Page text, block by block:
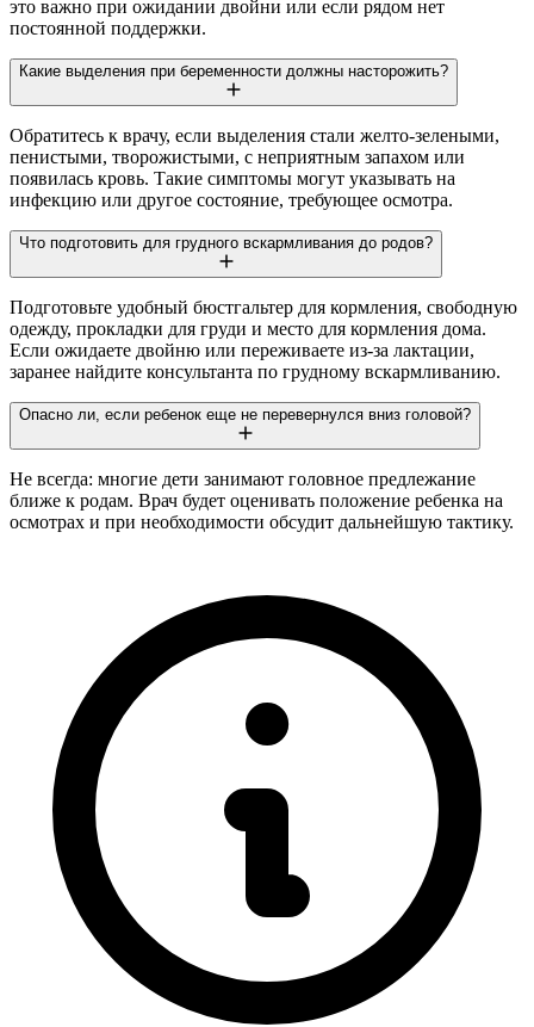
это важно при ожидании двойни или если рядом нет
постоянной поддержки.
Какие выделения при беременности должны насторожить?
Обратитесь к врачу, если выделения стали желто-зелеными,
пенистыми, творожистыми, с неприятным запахом или
появилась кровь. Такие симптомы могут указывать на
инфекцию или другое состояние, требующее осмотра.
Что подготовить для грудного вскармливания до родов?
Подготовьте удобный бюстгальтер для кормления, свободную
одежду, прокладки для груди и место для кормления дома.
Если ожидаете двойню или переживаете из-за лактации,
заранее найдите консультанта по грудному вскармливанию.
Опасно ли, если ребенок еще не перевернулся вниз головой?
Не всегда: многие дети занимают головное предлежание
ближе к родам. Врач будет оценивать положение ребенка на
осмотрах и при необходимости обсудит дальнейшую тактику.